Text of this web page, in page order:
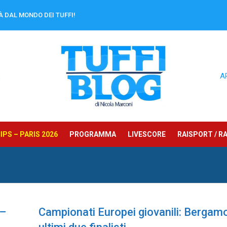
DAL MONDO DEI TUFFI!
– PARIS 2026 PROGRAMMA LIVESCORE RAISPORT /
Campionati Europei giovanili: